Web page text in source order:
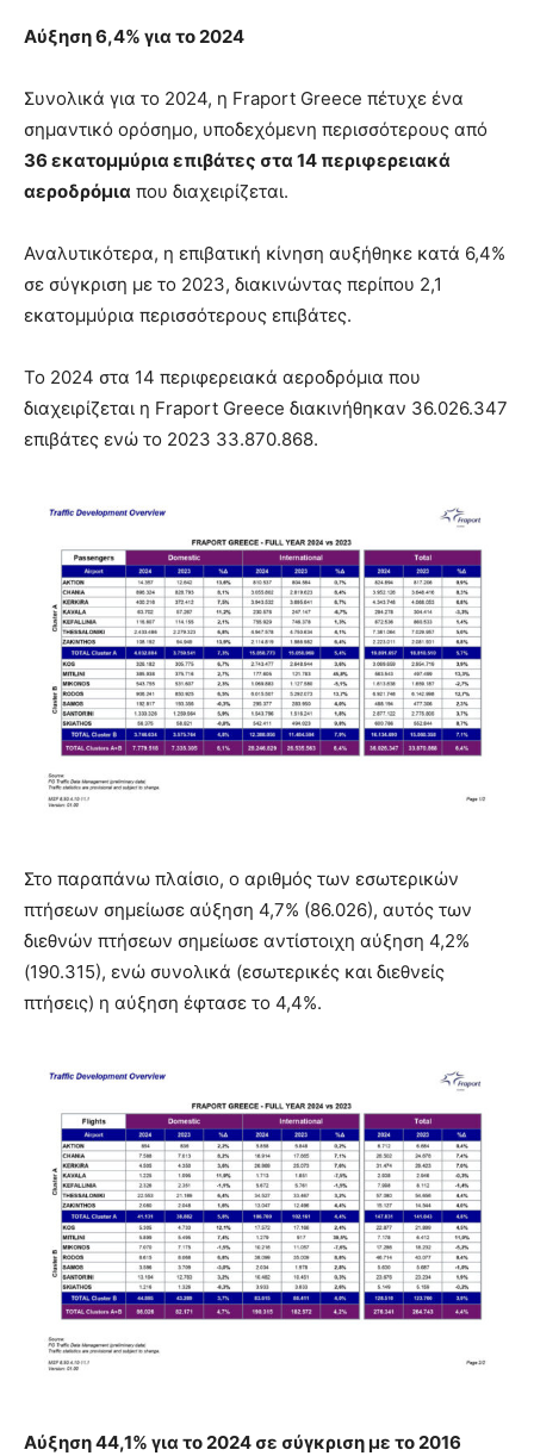
Αύξηση 6,4% για το 2024
Συνολικά για το 2024, η Fraport Greece πέτυχε ένα
σημαντικό ορόσημο, υποδεχόμενη περισσότερους από
36 εκατομμύρια επιβάτες στα 14 περιφερειακά
αεροδρόμια που διαχειρίζεται.
Αναλυτικότερα, η επιβατική κίνηση αυξήθηκε κατά 6,4%
σε σύγκριση με το 2023, διακινώντας περίπου 2,1
εκατομμύρια περισσότερους επιβάτες.
Το 2024 στα 14 περιφερειακά αεροδρόμια που
διαχειρίζεται η Fraport Greece διακινήθηκαν 36.026.347
επιβάτες ενώ το 2023 33.870.868.
Στο παραπάνω πλαίσιο, o αριθμός των εσωτερικών
πτήσεων σημείωσε αύξηση 4,7% (86.026), αυτός των
διεθνών πτήσεων σημείωσε αντίστοιχη αύξηση 4,2%
(190.315), ενώ συνολικά (εσωτερικές και διεθνείς
πτήσεις) η αύξηση έφτασε το 4,4%.
Αύξηση 44,1% για το 2024 σε σύγκριση με το 2016